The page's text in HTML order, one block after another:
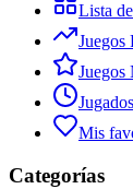
Lista
Juegos
Juegos
Mis
Categorías